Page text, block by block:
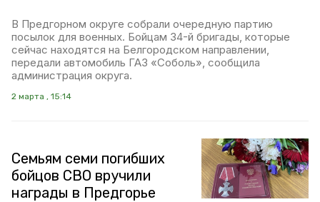
В Предгорном округе собрали очередную партию
посылок для военных. Бойцам 34-й бригады, которые
сейчас находятся на Белгородском направлении,
передали автомобиль ГАЗ «Соболь», сообщила
администрация округа.
2 марта , 15:14
Семьям семи погибших
бойцов СВО вручили
награды в Предгорье